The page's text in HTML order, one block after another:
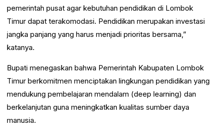
pemerintah pusat agar kebutuhan pendidikan di Lombok
Timur dapat terakomodasi. Pendidikan merupakan investasi
jangka panjang yang harus menjadi prioritas bersama,”
katanya.
Bupati menegaskan bahwa Pemerintah Kabupaten Lombok
Timur berkomitmen menciptakan lingkungan pendidikan yang
mendukung pembelajaran mendalam (deep learning) dan
berkelanjutan guna meningkatkan kualitas sumber daya
manusia.